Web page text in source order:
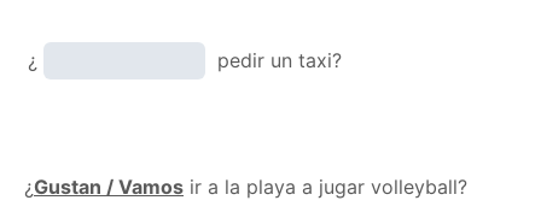
¿ pedir un taxi?
¿Gustan / Vamos ir a la playa a jugar volleyball?